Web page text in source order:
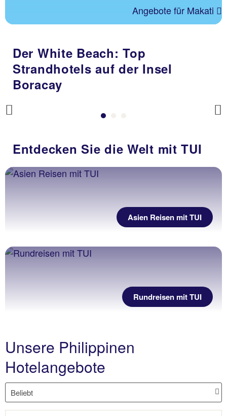
Angebote für Makati
Der White Beach: Top
Strandhotels auf der Insel
Boracay
Previous
Entdecken Sie die Welt mit TUI
Asien Reisen mit TUI
Rundreisen mit TUI
Unsere Philippinen
Hotelangebote